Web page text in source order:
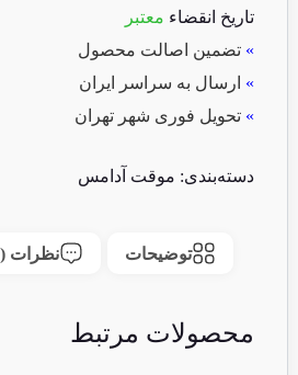
تاریخ انقضاء معتبر
» تضمین اصالت محصول
» ارسال به سراسر ایران
» تحویل فوری شهر تهران
دسته‌بندی: موقت آدامس
توضیحات نظرات (0)
محصولات مرتبط